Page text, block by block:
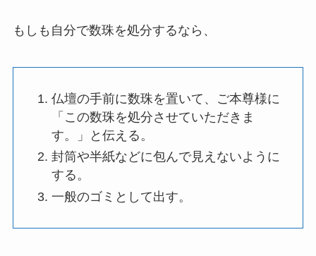
もしも自分で数珠を処分するなら、
仏壇の手前に数珠を置いて、ご本尊様に
「この数珠を処分させていただきま
す。」と伝える。
封筒や半紙などに包んで見えないように
する。
一般のゴミとして出す。